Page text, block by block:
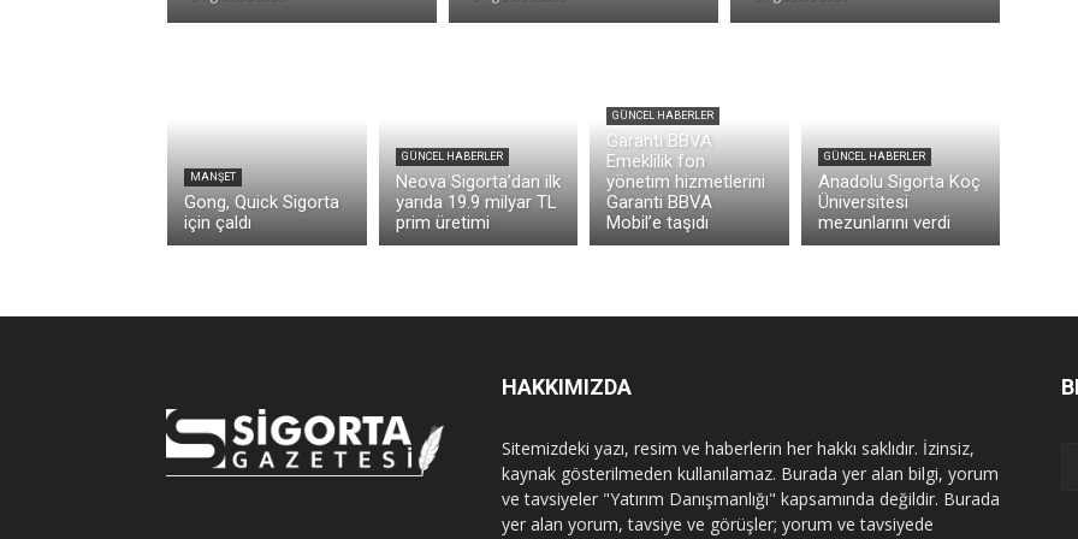
MANŞET
Gong, Quick Sigorta
için çaldı
GÜNCEL HABERLER
Neova Sigorta’dan ilk
yarıda 19.9 milyar TL
prim üretimi
GÜNCEL HABERLER
Garanti BBVA
Emeklilik fon
yönetim hizmetlerini
Garanti BBVA
Mobil’e taşıdı
GÜNCEL HABERLER
Anadolu Sigorta Koç
Üniversitesi
mezunlarını verdi
HAKKIMIZDA
Sitemizdeki yazı, resim ve haberlerin her hakkı saklıdır. İzinsiz,
kaynak gösterilmeden kullanılamaz. Burada yer alan bilgi, yorum
ve tavsiyeler "Yatırım Danışmanlığı" kapsamında değildir. Burada
yer alan yorum, tavsiye ve görüşler; yorum ve tavsiyede